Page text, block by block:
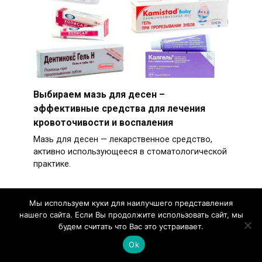
Выбираем мазь для десен –
эффективные средства для лечения
кровоточивости и воспаления
Мазь для десен — лекарственное средство,
активно использующееся в стоматологической
практике.
Серная мазь от лишая: эффективность
лечения, подробная инструкция по
Мы используем куки для наилучшего представления
нашего сайта. Если Вы продолжите использовать сайт, мы
будем считать что Вас это устраивает.
Ok